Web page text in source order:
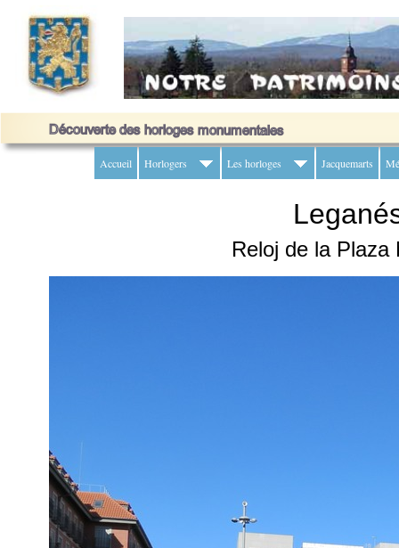
Accueil Horlogers Les horloges Jacquemarts
Reloj de la Plaza